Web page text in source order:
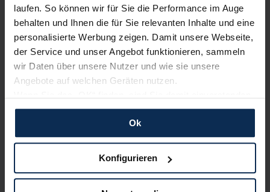
laufen. So können wir für Sie die Performance im Auge
behalten und Ihnen die für Sie relevanten Inhalte und eine
personalisierte Werbung zeigen. Damit unsere Webseite,
der Service und unser Angebot funktionieren, sammeln
wir Daten über unsere Nutzer und wie sie unsere
Angebote auf welchen Geräten nutzen.
und erlauben uns Cookies für unseren Service zu
verwenden und diese Daten an Dritte weiterzugeben,
etwa an unsere Marketingpartner. Falls Sie dem nicht
zustimmen möchten, beschränken wir uns auf die
dann nicht auf Sie zuschneiden und Sie somit nicht
Ok
Konfigurieren
Opel Astra erhält Red Dot Product Design
Award 2023
Der Opel Astra ist mit dem Red Dot Award 2023 in der
Kategorie Produktdesign ausgezeichnet worden. Eine
internationale Fachjury hob insbesondere das Innendesign
des Rüsselsheimer Kompaktwagens hervor.